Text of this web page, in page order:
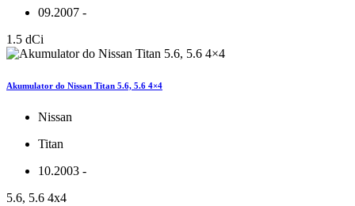
09.2007 -
1.5 dCi
Akumulator do Nissan Titan 5.6, 5.6 4×4
Nissan
Titan
10.2003 -
5.6, 5.6 4x4